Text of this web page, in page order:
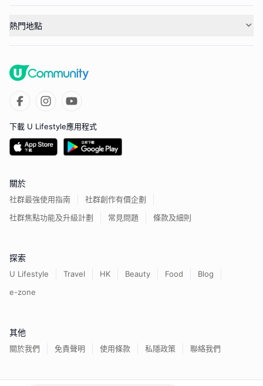
熱門地點
下載 U Lifestyle應用程式
關於
社群最強使用指南
社群創作有價企劃
社群焦點功能及升級計劃
常見問題 條款及細則
探索
U Lifestyle Travel HK Beauty Food
Blog
e-zone
其他
關於我們 免責聲明 使用條款 私隱政策 聯絡我們